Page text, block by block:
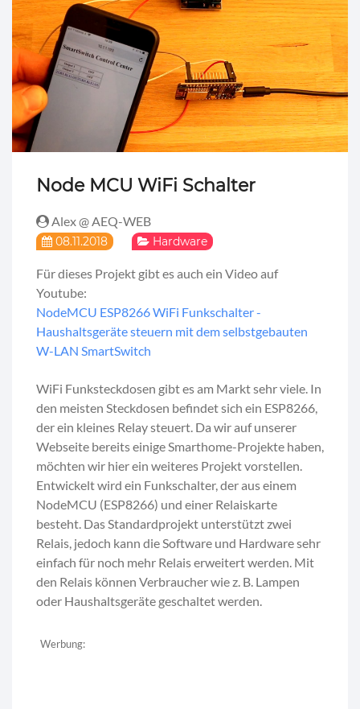
Node MCU WiFi Schalter
Alex @ AEQ-WEB
08.11.2018 Hardware
Für dieses Projekt gibt es auch ein Video auf
Youtube:
NodeMCU ESP8266 WiFi Funkschalter -
Haushaltsgeräte steuern mit dem selbstgebauten
W-LAN SmartSwitch
WiFi Funksteckdosen gibt es am Markt sehr viele. In
den meisten Steckdosen befindet sich ein ESP8266,
der ein kleines Relay steuert. Da wir auf unserer
Webseite bereits einige Smarthome-Projekte haben,
möchten wir hier ein weiteres Projekt vorstellen.
Entwickelt wird ein Funkschalter, der aus einem
NodeMCU (ESP8266) und einer Relaiskarte
besteht. Das Standardprojekt unterstützt zwei
Relais, jedoch kann die Software und Hardware sehr
einfach für noch mehr Relais erweitert werden. Mit
den Relais können Verbraucher wie z. B. Lampen
oder Haushaltsgeräte geschaltet werden.
Werbung: